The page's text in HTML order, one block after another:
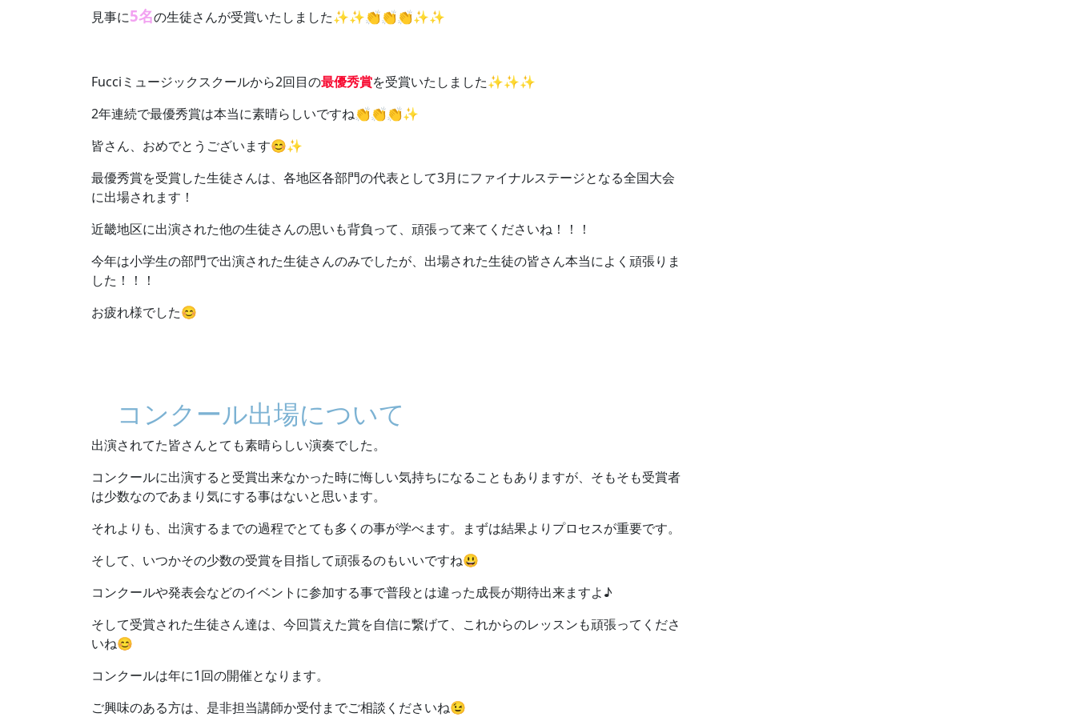
見事に5名の生徒さんが受賞いたしました✨✨👏👏👏✨✨
Fucciミュージックスクールから2回目の最優秀賞を受賞いたしました✨✨✨
2年連続で最優秀賞は本当に素晴らしいですね👏👏👏✨
皆さん、おめでとうございます😊✨
最優秀賞を受賞した生徒さんは、各地区各部門の代表として3月にファイナルステージとなる全国大会
に出場されます！
近畿地区に出演された他の生徒さんの思いも背負って、頑張って来てくださいね！！！
今年は小学生の部門で出演された生徒さんのみでしたが、出場された生徒の皆さん本当によく頑張りま
した！！！
お疲れ様でした😊
コンクール出場について
出演されてた皆さんとても素晴らしい演奏でした。
コンクールに出演すると受賞出来なかった時に悔しい気持ちになることもありますが、そもそも受賞者
は少数なのであまり気にする事はないと思います。
それよりも、出演するまでの過程でとても多くの事が学べます。まずは結果よりプロセスが重要です。
そして、いつかその少数の受賞を目指して頑張るのもいいですね😃
コンクールや発表会などのイベントに参加する事で普段とは違った成長が期待出来ますよ♪
そして受賞された生徒さん達は、今回貰えた賞を自信に繋げて、これからのレッスンも頑張ってくださ
いね😊
コンクールは年に1回の開催となります。
ご興味のある方は、是非担当講師か受付までご相談くださいね😉